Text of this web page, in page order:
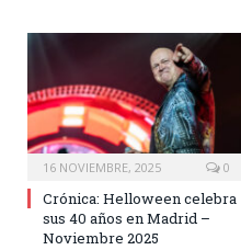
16 NOVIEMBRE, 2025 0
Crónica: Helloween celebra
sus 40 años en Madrid –
Noviembre 2025